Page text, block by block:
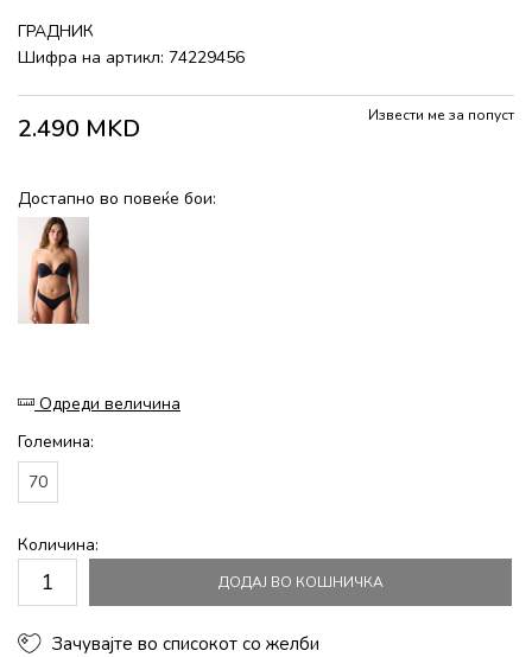
ГРАДНИК
Шифра на артикл: 74229456
2.490 MKD Извести ме за попуст
Достапно во повеќе бои:
Одреди величина
Големина:
70
Количина:
ДОДАЈ ВО КОШНИЧКА
Зачувајте во списокот со желби